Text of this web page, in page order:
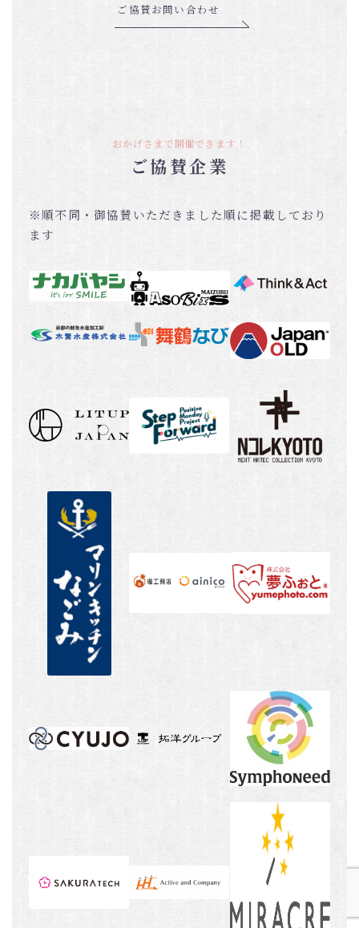
ご協賛お問い合わせ
おかげさまで開催できます！
ご協賛企業
※順不同・御協賛いただきました順に掲載しており
ます